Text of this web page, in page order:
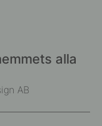
alla
AB